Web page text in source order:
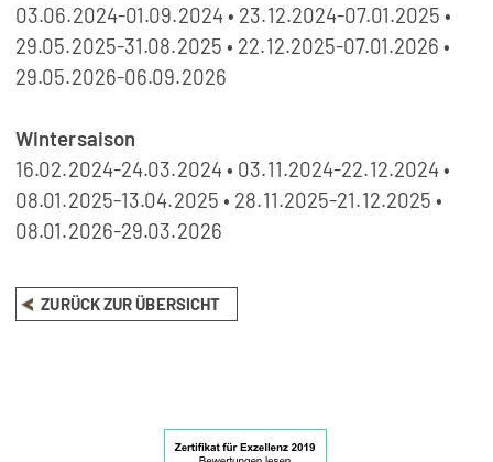
03.06.2024-01.09.2024 • 23.12.2024-07.01.2025 •
29.05.2025-31.08.2025 • 22.12.2025-07.01.2026 •
29.05.2026-06.09.2026
Wintersaison
16.02.2024-24.03.2024 • 03.11.2024-22.12.2024 •
08.01.2025-13.04.2025 • 28.11.2025-21.12.2025 •
08.01.2026-29.03.2026
ZURÜCK ZUR ÜBERSICHT